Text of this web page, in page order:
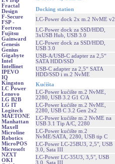
Fractal
Design
F-Secure
FSP -
Fortron
Fujitsu
Gainward
Genesis
Genius
Gigabyte
Intel
Intellinet
IPEVO
IQ
Kingston
LC Power
Lenovo
LG B2B
LG IT
Logitech
MAETONE
Manhattan
Maxell
Microline
Robotics
MicroPOS
Microsoft
NZXT
OKI
Docking station
LC-Power dock 2x m.2 NvME v2
LC-Power dock za SSD/HDD,
3xUSB Hub, USB 3.0
LC-Power dock za SSD/HDD,
USB 3.0
USB-A/USB-C adapter za 2,5“
SATA HDD/SSD
USB-C adapter za 2,5“ SATA
HDD/SSD i m.2 NvME
Kućišta
LC-Power kućište m.2 NvME,
2280, USB 3.2 G1 C/A
LC-Power kućište m.2 NvME,
2280, USB C 3.2 Gen 2x2
LC-Power kućište m.2 NvME na
USB 3.1 Tip A/C, 2280
LC-Power kućište m.2
NvME/SATA, 2280, USB tip C
LC-Power LC-25BU3, 2,5", USB
3.0, Sata III
LC-Power LC-35U3, 3,5", USB
3.0, Sata III